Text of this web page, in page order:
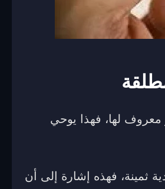
معروف لها، فهذا يوحي
ثمينة، فهذه إشارة إلى أن